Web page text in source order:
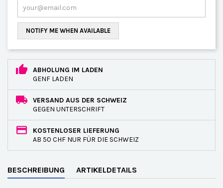
NOTIFY ME WHEN AVAILABLE
ABHOLUNG IM LADEN
GENF LADEN
VERSAND AUS DER SCHWEIZ
GEGEN UNTERSCHRIFT
KOSTENLOSER LIEFERUNG
AB 50 CHF NUR FÜR DIE SCHWEIZ
BESCHREIBUNG ARTIKELDETAILS